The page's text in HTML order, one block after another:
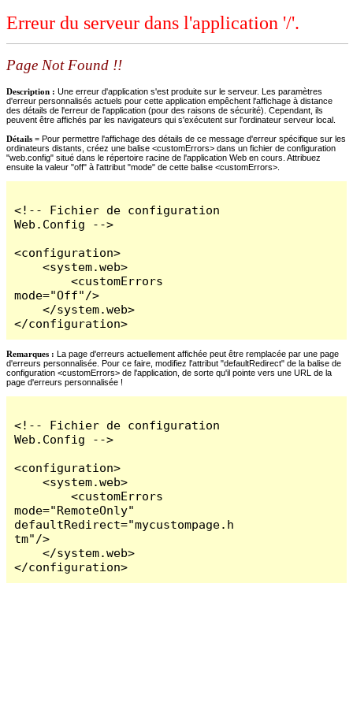
Erreur du serveur dans l'application '/'.
Page Not Found !!
Description : Une erreur d'application s'est produite sur le serveur. Les paramètres
d'erreur personnalisés actuels pour cette application empêchent l'affichage à distance
des détails de l'erreur de l'application (pour des raisons de sécurité). Cependant, ils
peuvent être affichés par les navigateurs qui s'exécutent sur l'ordinateur serveur local.
Détails = Pour permettre l'affichage des détails de ce message d'erreur spécifique sur les
ordinateurs distants, créez une balise <customErrors> dans un fichier de configuration
"web.config" situé dans le répertoire racine de l'application Web en cours. Attribuez
ensuite la valeur "off" à l'attribut "mode" de cette balise <customErrors>.
<!-- Fichier de configuration
Web.Config -->
<configuration>
    <system.web>
        <customErrors
mode="Off"/>
    </system.web>
</configuration>
Remarques : La page d'erreurs actuellement affichée peut être remplacée par une page
d'erreurs personnalisée. Pour ce faire, modifiez l'attribut "defaultRedirect" de la balise de
configuration <customErrors> de l'application, de sorte qu'il pointe vers une URL de la
page d'erreurs personnalisée !
<!-- Fichier de configuration
Web.Config -->
<configuration>
    <system.web>
        <customErrors
mode="RemoteOnly"
defaultRedirect="mycustompage.h
tm"/>
    </system.web>
</configuration>